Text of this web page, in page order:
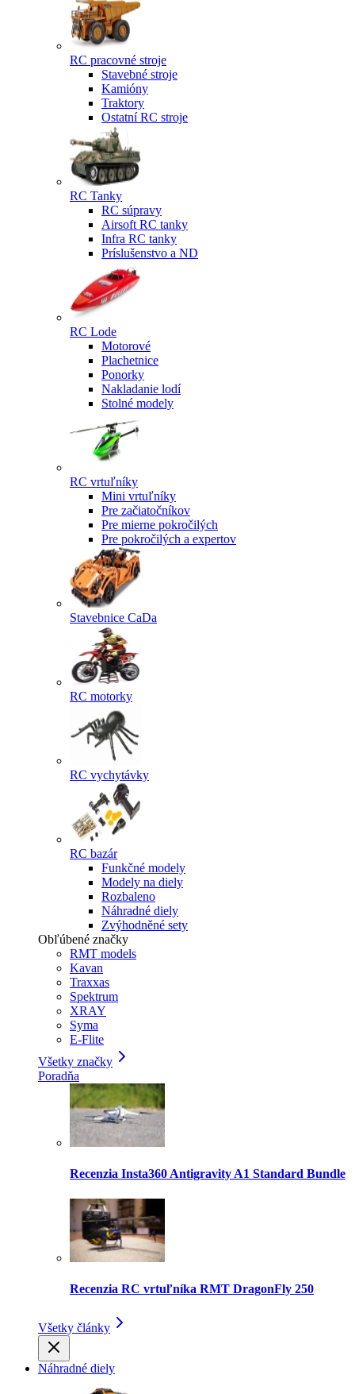
RC pracovné stroje
Stavebné stroje
Kamióny
Traktory
Ostatní RC stroje
RC Tanky
RC súpravy
Airsoft RC tanky
Infra RC tanky
Príslušenstvo a ND
RC Lode
Motorové
Plachetnice
Ponorky
Nakladanie lodí
Stolné modely
RC vrtuľníky
Mini vrtuľníky
Pre začiatočníkov
Pre mierne pokročilých
Pre pokročilých a expertov
Stavebnice CaDa
RC motorky
RC vychytávky
RC bazár
Funkčné modely
Modely na diely
Rozbaleno
Náhradné diely
Zvýhodněné sety
Obľúbené značky
RMT models
Kavan
Traxxas
Spektrum
XRAY
Syma
E-Flite
Všetky značky
Poradňa
Recenzia Insta360 Antigravity A1 Standard Bundle
Recenzia RC vrtuľníka RMT DragonFly 250
Všetky články
Náhradné diely